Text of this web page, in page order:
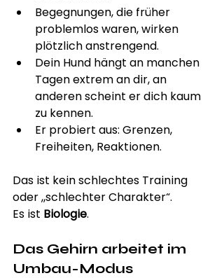
Begegnungen, die früher
problemlos waren, wirken
plötzlich anstrengend.
Dein Hund hängt an manchen
Tagen extrem an dir, an
anderen scheint er dich kaum
zu kennen.
Er probiert aus: Grenzen,
Freiheiten, Reaktionen.
Das ist kein schlechtes Training
oder „schlechter Charakter“.
Es ist Biologie.
Das Gehirn arbeitet im
Umbau-Modus